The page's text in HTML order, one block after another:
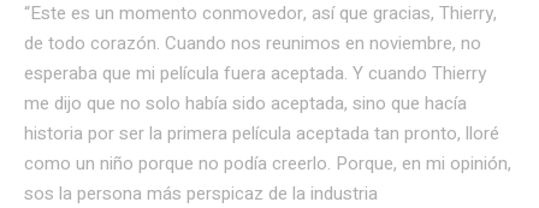
“Este es un momento conmovedor, así que gracias, Thierry,
de todo corazón. Cuando nos reunimos en noviembre, no
esperaba que mi película fuera aceptada. Y cuando Thierry
me dijo que no solo había sido aceptada, sino que hacía
historia por ser la primera película aceptada tan pronto, lloré
como un niño porque no podía creerlo. Porque, en mi opinión,
sos la persona más perspicaz de la industria